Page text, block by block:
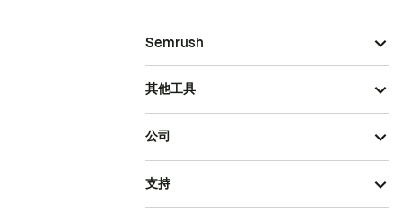
Semrush
其他工具
公司
支持